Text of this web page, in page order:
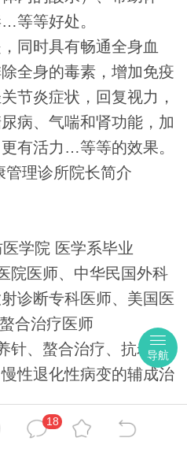
等等好处。
同时具有畅通全身血
全身的毒素，增加免疫
节炎症状，回复视力，
病、气喘和肾功能，加
有活力…等等的效果。
管理诊所院长简介
医学院 医学系毕业
院医师、中华民国外科
诊断专科医师、美国医
合治疗医师
针、螯合治疗、抗老
性退化性病变的辅成治
对一特别护理＆无针过
18
导航